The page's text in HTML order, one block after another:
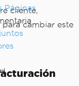
Páginas
cliente,
cambiar este